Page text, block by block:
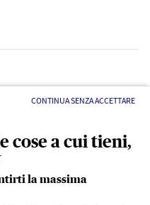
cose a cui tieni,
la massima
CONTINUA SENZA ACCETTARE